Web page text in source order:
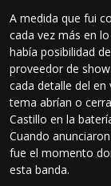
A medida que fui
cada vez más en
había posibilidad
proveedor de
cada detalle del
tema abrían o
Castillo en la
Cuando
fue el momento
esta banda.